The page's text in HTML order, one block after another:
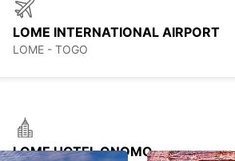
LOME INTERNATIONAL AIRPORT
LOME - TOGO
LOME HOTEL ONOMO